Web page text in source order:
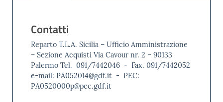
Contatti
Reparto T.L.A. Sicilia – Ufficio Amministrazione
– Sezione Acquisti Via Cavour nr. 2 – 90133
Palermo Tel. 091/7442046 - Fax. 091/7442052
e-mail: PA052014@gdf.it - PEC:
PA0520000p@pec.gdf.it